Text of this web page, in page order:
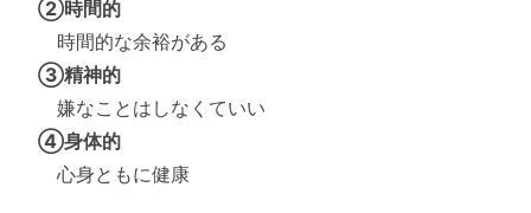
②時間的
時間的な余裕がある
③精神的
嫌なことはしなくていい
④身体的
心身ともに健康